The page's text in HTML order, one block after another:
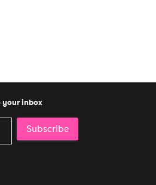
your inbox
Subscribe